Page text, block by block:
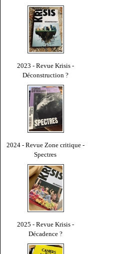
2023 - Revue Krisis -
Déconstruction ?
2024 - Revue Zone critique -
Spectres
2025 - Revue Krisis -
Décadence ?